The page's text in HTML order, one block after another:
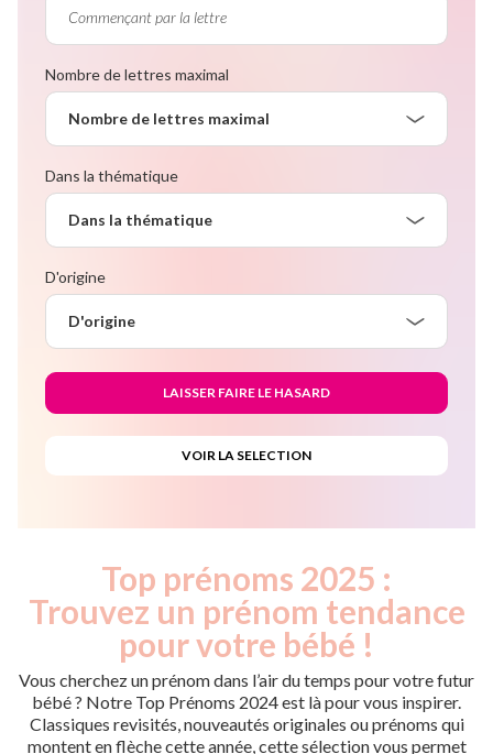
Nombre de lettres maximal
Nombre de lettres maximal
Dans la thématique
Dans la thématique
D'origine
D'origine
Top prénoms 2025 :
Trouvez un prénom tendance
pour votre bébé !
Vous cherchez un prénom dans l’air du temps pour votre futur
bébé ? Notre Top Prénoms 2024 est là pour vous inspirer.
Classiques revisités, nouveautés originales ou prénoms qui
montent en flèche cette année, cette sélection vous permet